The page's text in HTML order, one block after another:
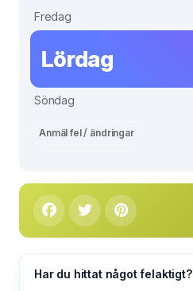
Fredag
Lördag
Söndag
Anmäl fel / ändringar
Har du hittat något felaktigt?